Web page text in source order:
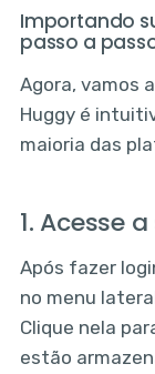
Importando
passo a
Agora, vamos
Huggy é
maioria das
1. Acesse
Após fazer
no menu
Clique nela
estão